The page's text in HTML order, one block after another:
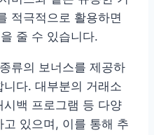
적극적으로 활용하면
줄 수 있습니다.
류의 보너스를 제공하
다. 대부분의 거래소
백 프로그램 등 다양
있으며, 이를 통해 추